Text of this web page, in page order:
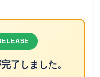
了しました。